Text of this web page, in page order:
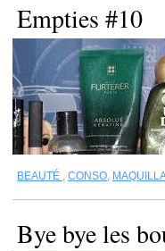
Empties #10
BEAUTÉ , CONSO,
Bye bye les